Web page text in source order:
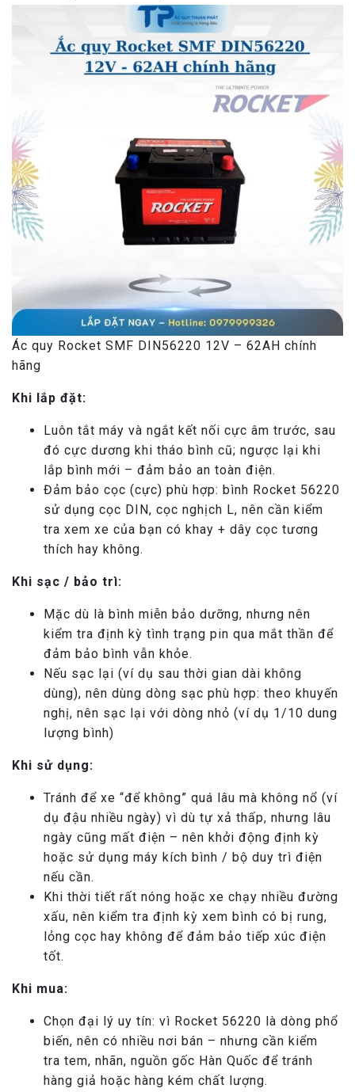
Ác quy Rocket SMF DIN56220 12V – 62AH chính
hãng
Khi lắp đặt:
Luôn tắt máy và ngắt kết nối cực âm trước, sau
đó cực dương khi tháo bình cũ; ngược lại khi
lắp bình mới – đảm bảo an toàn điện.
Đảm bảo cọc (cực) phù hợp: bình Rocket 56220
sử dụng cọc DIN, cọc nghịch L, nên cần kiểm
tra xem xe của bạn có khay + dây cọc tương
thích hay không.
Khi sạc / bảo trì:
Mặc dù là bình miễn bảo dưỡng, nhưng nên
kiểm tra định kỳ tình trạng pin qua mắt thần để
đảm bảo bình vẫn khỏe.
Nếu sạc lại (ví dụ sau thời gian dài không
dùng), nên dùng dòng sạc phù hợp: theo khuyến
nghị, nên sạc lại với dòng nhỏ (ví dụ 1/10 dung
lượng bình)
Khi sử dụng:
Tránh để xe “để không” quá lâu mà không nổ (ví
dụ đậu nhiều ngày) vì dù tự xả thấp, nhưng lâu
ngày cũng mất điện – nên khởi động định kỳ
hoặc sử dụng máy kích bình / bộ duy trì điện
nếu cần.
Khi thời tiết rất nóng hoặc xe chạy nhiều đường
xấu, nên kiểm tra định kỳ xem bình có bị rung,
lỏng cọc hay không để đảm bảo tiếp xúc điện
tốt.
Khi mua:
Chọn đại lý uy tín: vì Rocket 56220 là dòng phổ
biến, nên có nhiều nơi bán – nhưng cần kiểm
tra tem, nhãn, nguồn gốc Hàn Quốc để tránh
hàng giả hoặc hàng kém chất lượng.